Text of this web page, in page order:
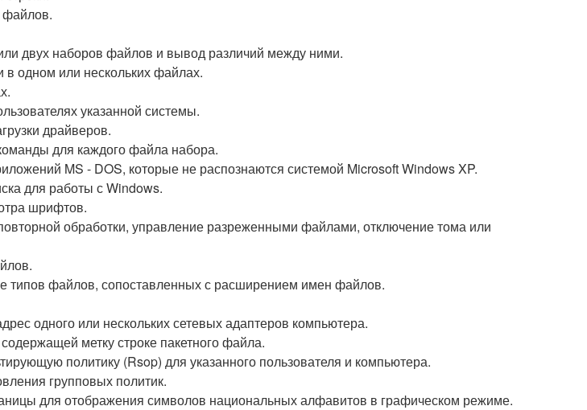
файлов.
двух наборов файлов и вывод различий между ними.
в одном или нескольких файлах.
указанной системы.
драйверов.
для каждого файла набора.
MS - DOS, которые не распознаются системой Microsoft Windows XP.
для работы с Windows.
шрифтов.
обработки, управление разреженными файлами, отключение тома или
типов файлов, сопоставленных с расширением имен файлов.
одного или нескольких сетевых адаптеров компьютера.
метку строке пакетного файла.
политику (Rsop) для указанного пользователя и компьютера.
групповых политик.
для отображения символов национальных алфавитов в графическом режиме.